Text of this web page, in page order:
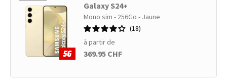
Galaxy S24+
Mono sim - 256Go - Jaune
18
à partir de
369.95 CHF